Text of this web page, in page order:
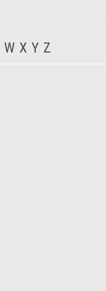
W X Y Z